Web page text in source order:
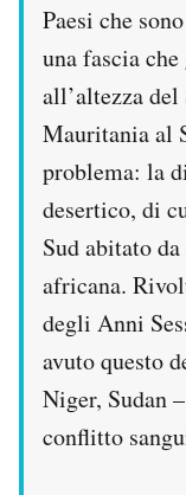
Paesi che
una fascia
all’altezza
Mauritania al
problema: la
desertico, di
Sud abitato
africana.
degli Anni
avuto questo
Niger, Sudan
conflitto